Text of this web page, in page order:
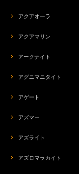
アクアオーラ
アクアマリン
アークナイト
アグニマニタイト
アゲート
アズマー
アズライト
アズロマラカイト